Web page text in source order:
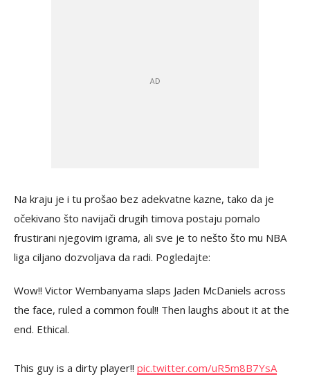
Na kraju je i tu prošao bez adekvatne kazne, tako da je
očekivano što navijači drugih timova postaju pomalo
frustirani njegovim igrama, ali sve je to nešto što mu NBA
liga ciljano dozvoljava da radi. Pogledajte:
Wow!! Victor Wembanyama slaps Jaden McDaniels across
the face, ruled a common foul!! Then laughs about it at the
end. Ethical.
This guy is a dirty player!! pic.twitter.com/uR5m8B7YsA